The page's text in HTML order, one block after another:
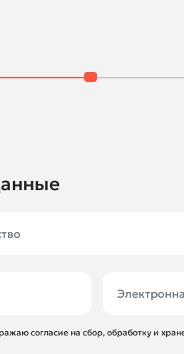
согласие на сбор, обработку и